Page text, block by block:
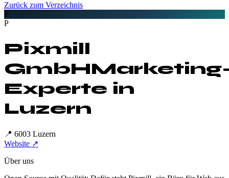
Zurück zum Verzeichnis
P
P
Pixmill
GmbH
Experte in
Luzern
📍 6003 Luzern
Website ↗
Über uns